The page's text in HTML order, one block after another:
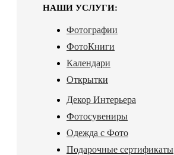
НАШИ УСЛУГИ:
Фотографии
ФотоКниги
Календари
Открытки
Декор Интерьера
Фотосувениры
Одежда с Фото
Подарочные сертификаты